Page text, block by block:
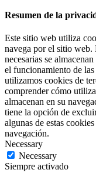
Resumen de la
Este sitio web utiliza
navega por el sitio web.
necesarias se
el funcionamiento de
utilizamos cookies de
comprender cómo
almacenan en su
tiene la opción de
algunas de estas
navegación.
Necessary
Necessary
Siempre activado